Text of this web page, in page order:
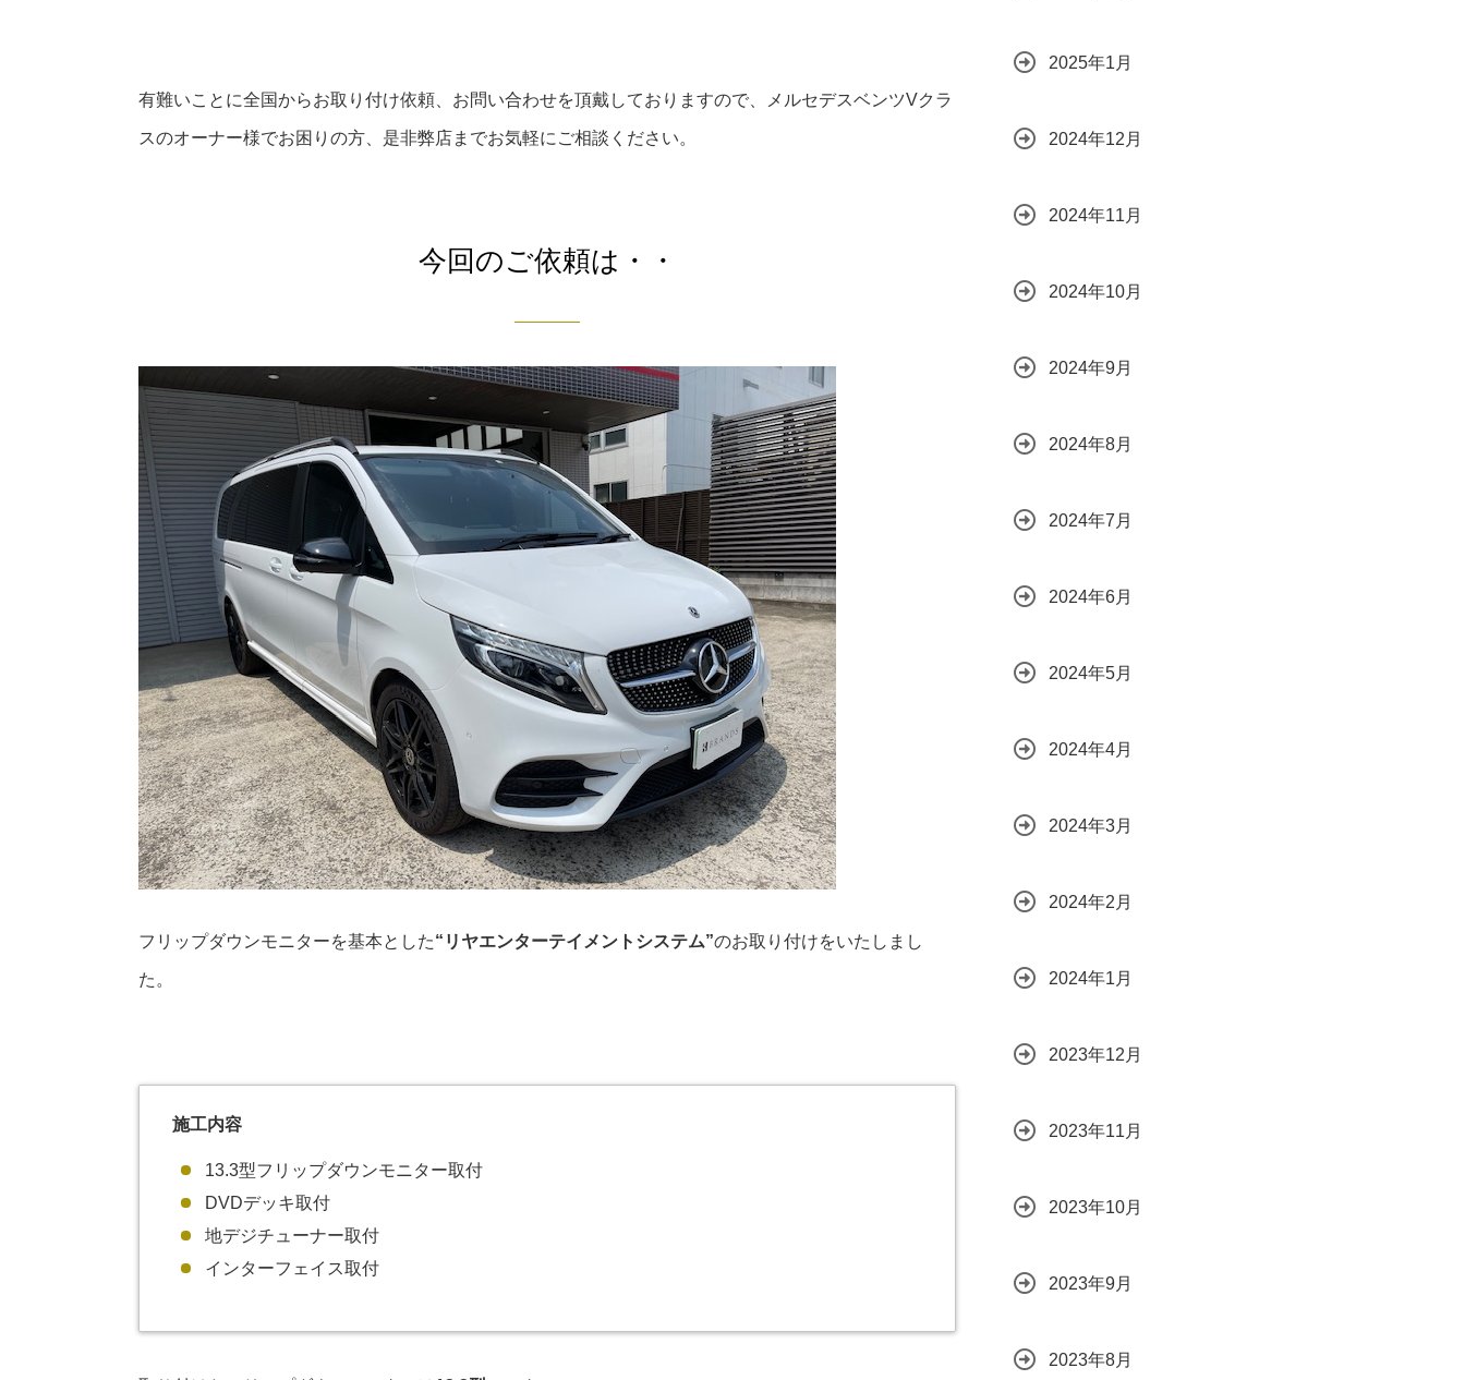
有難いことに全国からお取り付け依頼、お問い合わせを頂戴しておりますので、メルセデスベンツVクラ
スのオーナー様でお困りの方、是非弊店までお気軽にご相談ください。
今回のご依頼は・・
フリップダウンモニターを基本とした“リヤエンターテイメントシステム”のお取り付けをいたしまし
た。
施工内容
13.3型フリップダウンモニター取付
DVDデッキ取付
地デジチューナー取付
インターフェイス取付
2025年1月
2024年12月
2024年11月
2024年10月
2024年9月
2024年8月
2024年7月
2024年6月
2024年5月
2024年4月
2024年3月
2024年2月
2024年1月
2023年12月
2023年11月
2023年10月
2023年9月
2023年8月